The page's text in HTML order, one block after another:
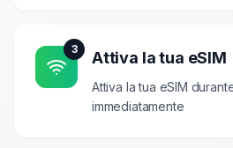
3 Attiva la tua eSIM
Attiva la tua eSIM
immediatamente